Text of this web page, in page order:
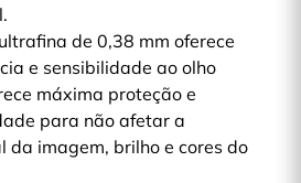
de 0,38 mm oferece
e sensibilidade ao olho
máxima proteção e
para não afetar a
da imagem, brilho e cores do